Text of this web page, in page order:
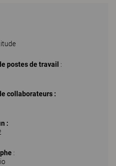
postes de travail :
collaborateurs :
:
: